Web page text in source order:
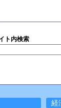
ト内検索
経